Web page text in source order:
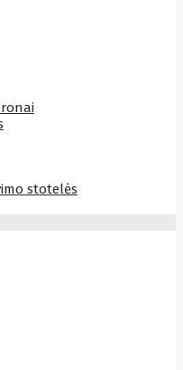
stotelės